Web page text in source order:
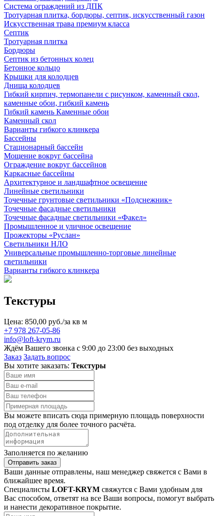
Система ограждений из ДПК
Тротуарная плитка, бордюры, септик, искусственный газон
Искусственная трава премиум класса
Септик
Тротуарная плитка
Бордюры
Септик из бетонных колец
Бетонное кольцо
Крышки для колодцев
Днища колодцев
Гибкий кирпич, термопанели с рисунком, каменный скол,
каменные обои, гибкий камень
Гибкий камень Каменные обои
Каменный скол
Варианты гибкого клинкера
Бассейны
Стационарный бассейн
Мощение вокруг бассейна
Ограждение вокруг бассейнов
Каркасные бассейны
Архитектурное и ландшафтное освещение
Линейные светильники
Точечные грунтовые светильники «Подснежник»
Точечные фасадные светильники
Точечные фасадные светильники «Факел»
Промышленное и уличное освещение
Прожекторы «Руслан»
Светильники НЛО
Универсальные промышленно-торговые линейные
светильники
Варианты гибкого клинкера
Текстуры
Цена: 850,00 руб./за кв м
+7 978 267-05-86
info@loft-krym.ru
Ждём Вашего звонка с 9:00 до 23:00 без выходных
Заказ Задать вопрос
Вы хотите заказать: Текстуры
Вы можете вписать сюда примерную площадь поверхности
под отделку для более точного расчёта.
Заполняется по желанию
Отправить заказ
Ваши данные отправлены, наш менеджер свяжется с Вами в
ближайшее время.
Специалисты LOFT-KRYM свяжутся с Вами удобным для
Вас способом, ответят на все Ваши вопросы, помогут выбрать
и нанести декоративное покрытие.